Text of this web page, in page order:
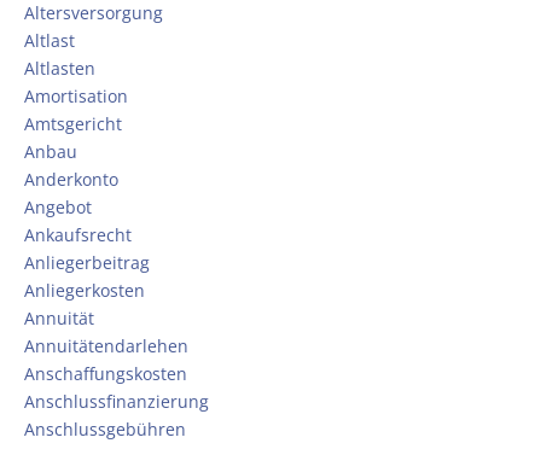
Altersversorgung
Altlast
Altlasten
Amortisation
Amtsgericht
Anbau
Anderkonto
Angebot
Ankaufsrecht
Anliegerbeitrag
Anliegerkosten
Annuität
Annuitätendarlehen
Anschaffungskosten
Anschlussfinanzierung
Anschlussgebühren